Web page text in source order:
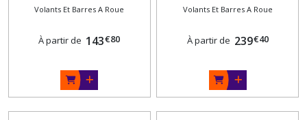
Volants Et Barres A Roue
À partir de 143€80
VOILIER
Volants Et Barres A Roue
À partir de 239€40